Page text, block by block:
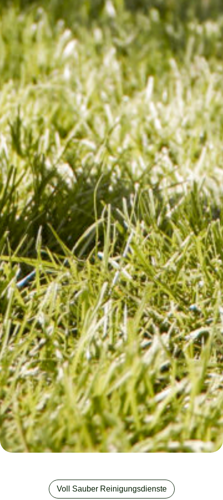
Voll Sauber Reinigungsdienste